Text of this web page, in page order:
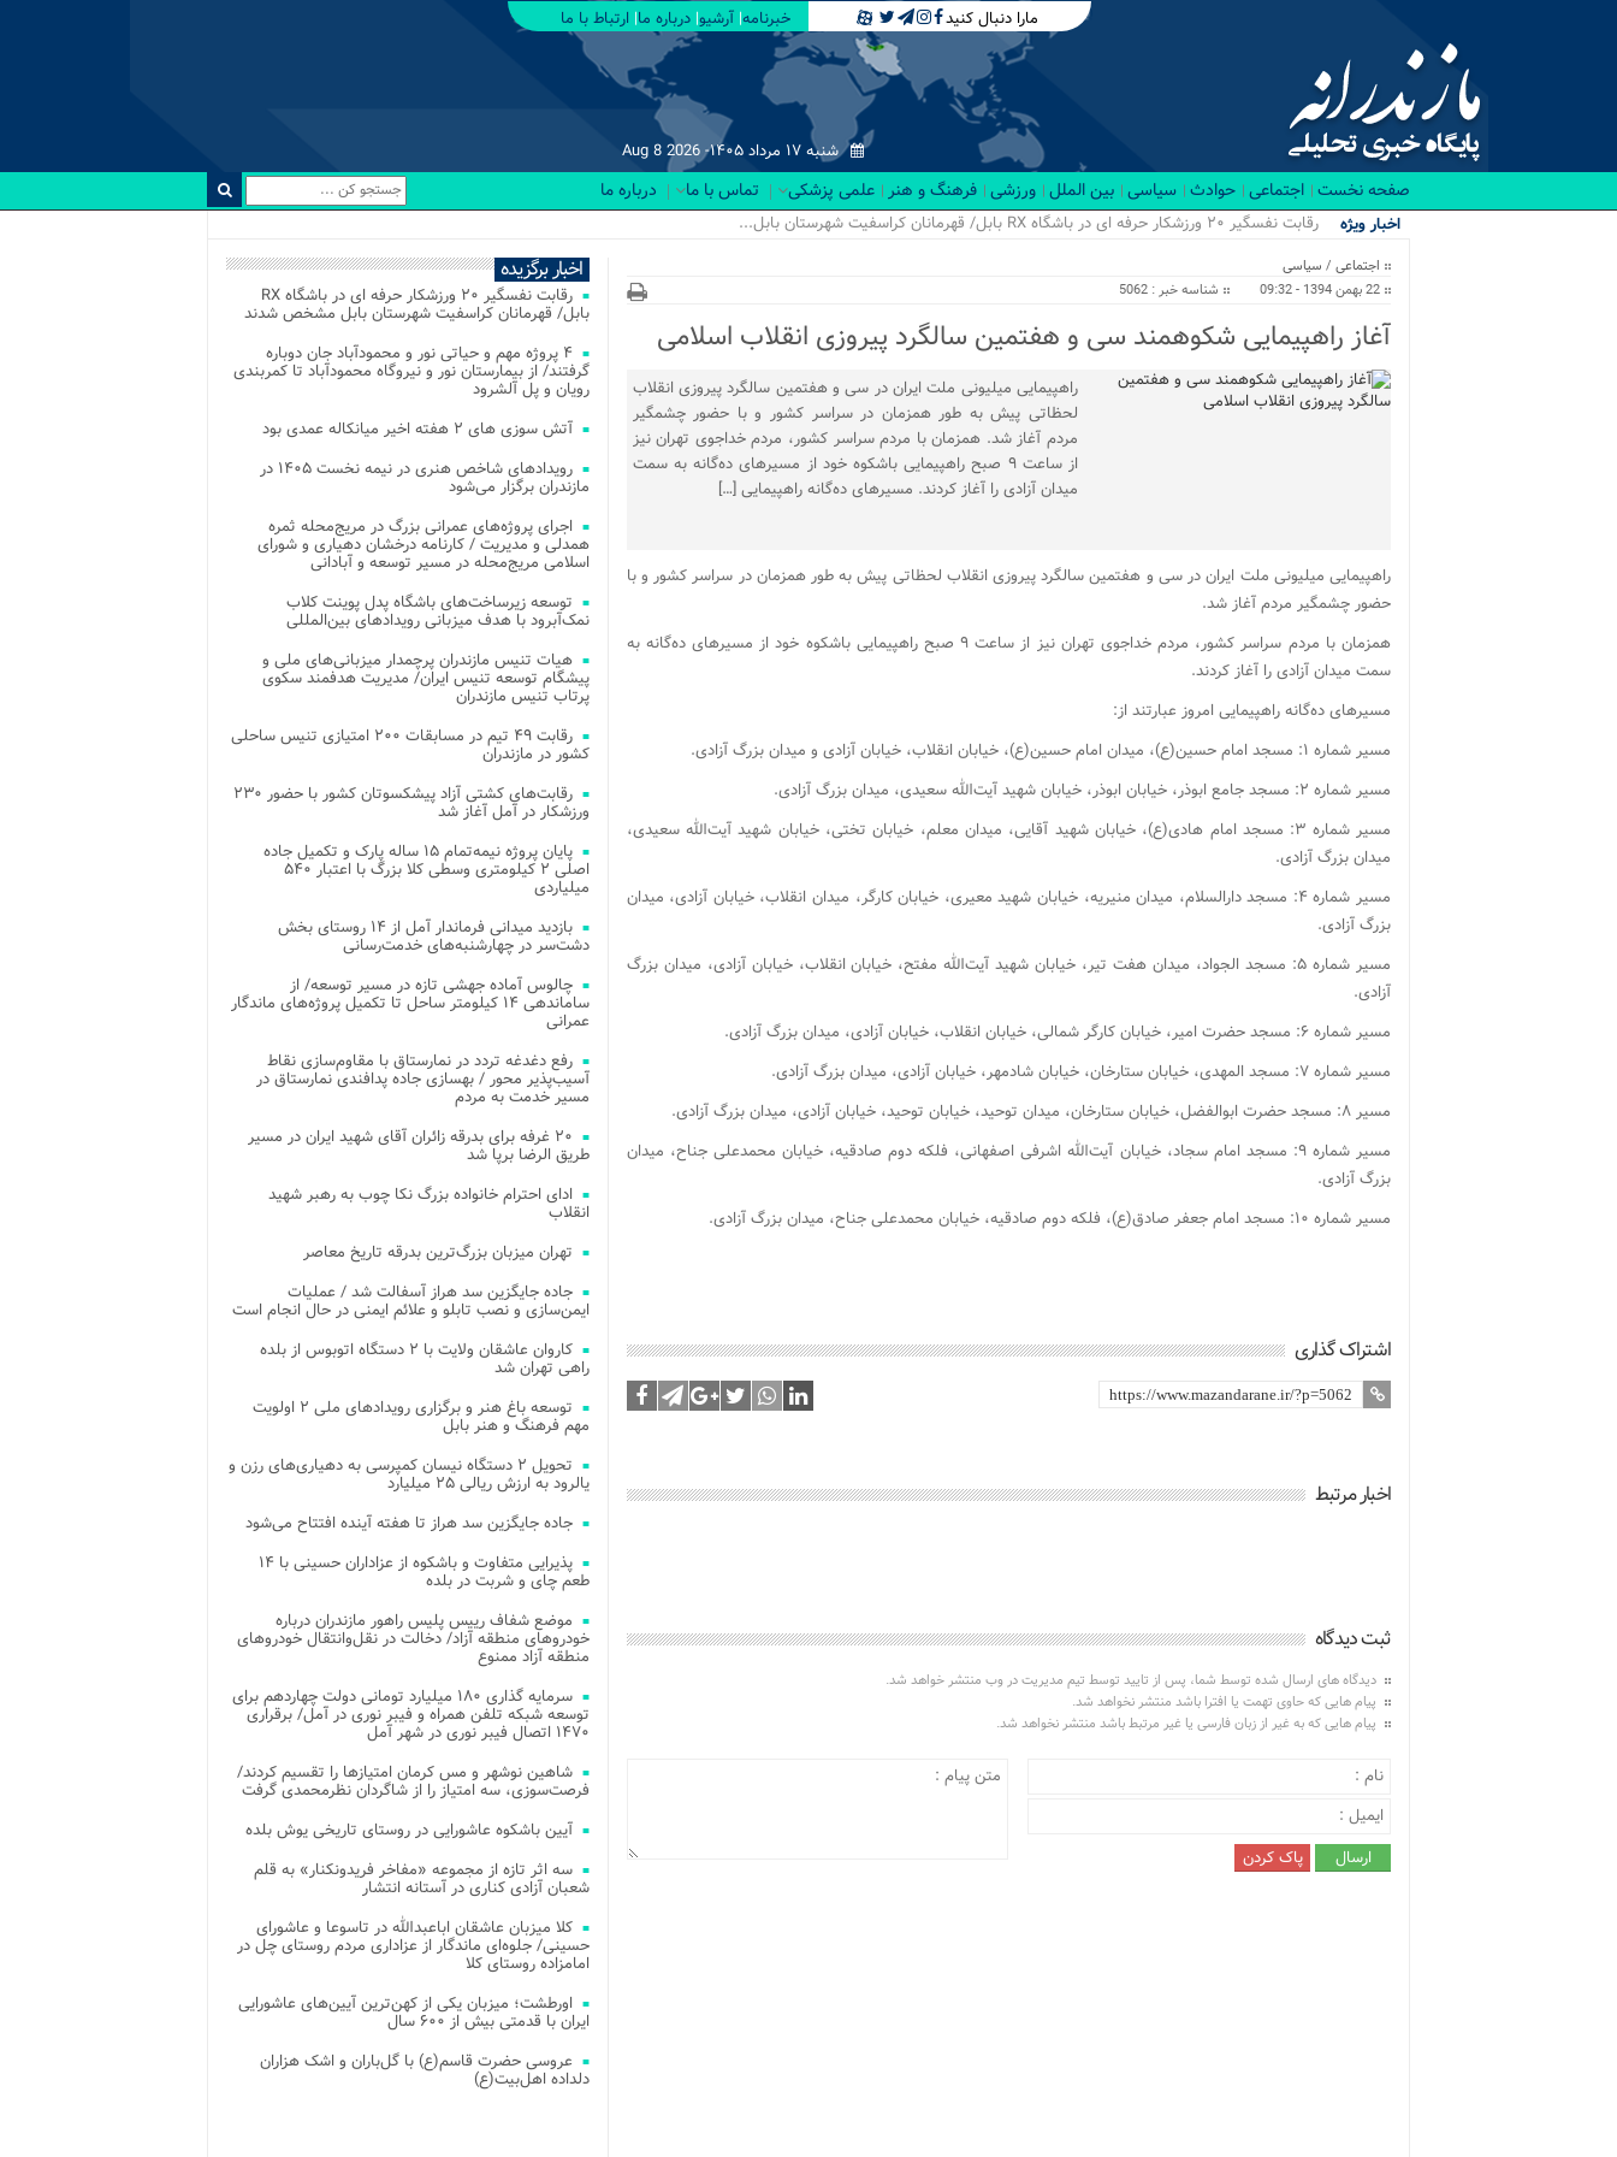
مارا دنبال کنید خبرنامه آرشیو درباره ما ارتباط با ما
شنبه ۱۷ مرداد ۱۴۰۵- Aug 8 2026
صفحه نخست اجتماعی حوادث سیاسی بین الملل ورزشی فرهنگ و هنر علمی پزشکی تماس با ما درباره ما
اخبار ویژه رقابت نفسگیر ۲۰ ورزشکار حرفه ای در باشگاه RX بابل/ قهرمانان کراسفیت شهرستان بابل...
اجتماعی / سیاسی
22 بهمن 1394 - 09:32
شناسه خبر : 5062
آغاز راهپیمایی شکوهمند سی و هفتمین سالگرد پیروزی انقلاب اسلامی
راهپیمایی میلیونی ملت ایران در سی و هفتمین سالگرد پیروزی انقلاب
لحظاتی پیش به طور همزمان در سراسر کشور و با حضور چشمگیر
مردم آغاز شد. همزمان با مردم سراسر کشور، مردم خداجوی تهران نیز
از ساعت ۹ صبح راهپیمایی باشکوه خود از مسیرهای ده‌گانه به سمت
میدان آزادی را آغاز کردند. مسیرهای ده‌گانه راهپیمایی […]
راهپیمایی میلیونی ملت ایران در سی و هفتمین سالگرد پیروزی انقلاب لحظاتی پیش به طور همزمان در سراسر کشور و با
حضور چشمگیر مردم آغاز شد.
همزمان با مردم سراسر کشور، مردم خداجوی تهران نیز از ساعت ۹ صبح راهپیمایی باشکوه خود از مسیرهای ده‌گانه به
سمت میدان آزادی را آغاز کردند.
مسیرهای ده‌گانه راهپیمایی امروز عبارتند از:
مسیر شماره ۱: مسجد امام حسین(ع)، میدان امام حسین(ع)، خیابان انقلاب، خیابان آزادی و میدان بزرگ آزادی.
مسیر شماره ۲: مسجد جامع ابوذر، خیابان ابوذر، خیابان شهید آیت‌الله سعیدی، میدان بزرگ آزادی.
مسیر شماره ۳: مسجد امام هادی(ع)، خیابان شهید آقایی، میدان معلم، خیابان تختی، خیابان شهید آیت‌الله سعیدی،
میدان بزرگ آزادی.
مسیر شماره ۴: مسجد دارالسلام، میدان منیریه، خیابان شهید معیری، خیابان کارگر، میدان انقلاب، خیابان آزادی، میدان
بزرگ آزادی.
مسیر شماره ۵: مسجد الجواد، میدان هفت تیر، خیابان شهید آیت‌الله مفتح، خیابان انقلاب، خیابان آزادی، میدان بزرگ
آزادی.
مسیر شماره ۶: مسجد حضرت امیر، خیابان کارگر شمالی، خیابان انقلاب، خیابان آزادی، میدان بزرگ آزادی.
مسیر شماره ۷:‌ مسجد المهدی، خیابان ستارخان، خیابان شادمهر، خیابان آزادی، میدان بزرگ آزادی.
مسیر ۸: مسجد حضرت ابوالفضل، خیابان ستارخان، میدان توحید، خیابان توحید، خیابان آزادی، میدان بزرگ آزادی.
مسیر شماره ۹: مسجد امام سجاد، خیابان آیت‌الله اشرفی اصفهانی، فلکه دوم صادقیه، خیابان محمدعلی جناح، میدان
بزرگ آزادی.
مسیر شماره ۱۰: مسجد امام جعفر صادق(ع)، فلکه دوم صادقیه، خیابان محمدعلی جناح، میدان بزرگ آزادی.
اشتراک گذاری
اخبار مرتبط
ثبت دیدگاه
دیدگاه های ارسال شده توسط شما، پس از تایید توسط تیم مدیریت در وب منتشر خواهد شد.
پیام هایی که حاوی تهمت یا افترا باشد منتشر نخواهد شد.
پیام هایی که به غیر از زبان فارسی یا غیر مرتبط باشد منتشر نخواهد شد.
اخبار برگزیده
رقابت نفسگیر ۲۰ ورزشکار حرفه ای در باشگاه RX
بابل/ قهرمانان کراسفیت شهرستان بابل مشخص شدند
۴ پروژه مهم و حیاتی نور و محمودآباد جان دوباره
گرفتند/ از بیمارستان نور و نیروگاه محمودآباد تا کمربندی
رویان و پل آلشرود
آتش‌ سوزی‌ های ۲ هفته اخیر میانکاله عمدی بود
رویدادهای شاخص هنری در نیمه نخست ۱۴۰۵ در
مازندران برگزار می‌شود
اجرای پروژه‌های عمرانی بزرگ در مریج‌محله ثمره
همدلی و مدیریت / کارنامه درخشان دهیاری و شورای
اسلامی مریج‌محله در مسیر توسعه و آبادانی
توسعه زیرساخت‌های باشگاه پدل پوینت کلاب
نمک‌آبرود با هدف میزبانی رویدادهای بین‌المللی
هیات تنیس مازندران پرچمدار میزبانی‌های ملی و
پیشگام توسعه تنیس ایران/ مدیریت هدفمند سکوی
پرتاب تنیس مازندران
رقابت ۴۹ تیم در مسابقات ۲۰۰ امتیازی تنیس ساحلی
کشور در مازندران
رقابت‌های کشتی آزاد پیشکسوتان کشور با حضور ۲۳۰
ورزشکار در آمل آغاز شد
پایان پروژه نیمه‌تمام ۱۵ ساله پارک و تکمیل جاده
اصلی ۲ کیلومتری وسطی کلا بزرگ با اعتبار ۵۴۰
میلیاردی
بازدید میدانی فرماندار آمل از ۱۴ روستای بخش
دشت‌سر در چهارشنبه‌های خدمت‌رسانی
چالوس آماده جهشی تازه در مسیر توسعه/ از
ساماندهی ۱۴ کیلومتر ساحل تا تکمیل پروژه‌های ماندگار
عمرانی
رفع دغدغه تردد در نمارستاق با مقاوم‌سازی نقاط
آسیب‌پذیر محور / بهسازی جاده پدافندی نمارستاق در
مسیر خدمت به مردم
۲۰ غرفه برای بدرقه زائران آقای شهید ایران در مسیر
طریق الرضا برپا شد
ادای احترام خانواده بزرگ نکا چوب به رهبر شهید
انقلاب
تهران میزبان بزرگ‌ترین بدرقه تاریخ معاصر
جاده جایگزین سد هراز آسفالت شد / عملیات
ایمن‌سازی و نصب تابلو و علائم ایمنی در حال انجام است
کاروان عاشقان ولایت با ۲ دستگاه اتوبوس از بلده
راهی تهران شد
توسعه باغ هنر و برگزاری رویدادهای ملی ۲ اولویت
مهم فرهنگ و هنر بابل
تحویل ۲ دستگاه نیسان کمپرسی به دهیاری‌های رزن و
یالرود به ارزش ریالی ۲۵ میلیارد
جاده جایگزین سد هراز تا هفته آینده افتتاح می‌شود
پذیرایی متفاوت و باشکوه از عزاداران حسینی با ۱۴
طعم چای و شربت در بلده
موضع شفاف رییس پلیس راهور مازندران درباره
خودروهای منطقه آزاد/ دخالت در نقل‌وانتقال خودروهای
منطقه آزاد ممنوع
سرمایه گذاری ۱۸۰ میلیارد تومانی دولت چهاردهم برای
توسعه شبکه تلفن همراه و فیبر نوری در آمل/ برقراری
۱۴۷۰ اتصال فیبر نوری در شهر آمل
شاهین نوشهر و مس کرمان امتیازها را تقسیم کردند/
فرصت‌سوزی، سه امتیاز را از شاگردان نظرمحمدی گرفت
آیین باشکوه عاشورایی در روستای تاریخی یوش بلده
سه اثر تازه از مجموعه «مفاخر فریدونکنار» به قلم
شعبان آزادی کناری در آستانه انتشار
کلا میزبان عاشقان اباعبدالله در تاسوعا و عاشورای
حسینی/ جلوه‌ای ماندگار از عزاداری مردم روستای چل در
امامزاده روستای کلا
اورطشت؛ میزبان یکی از کهن‌ترین آیین‌های عاشورایی
ایران با قدمتی بیش از ۶۰۰ سال
عروسی حضرت قاسم(ع) با گل‌باران و اشک هزاران
دلداده اهل‌بیت(ع)